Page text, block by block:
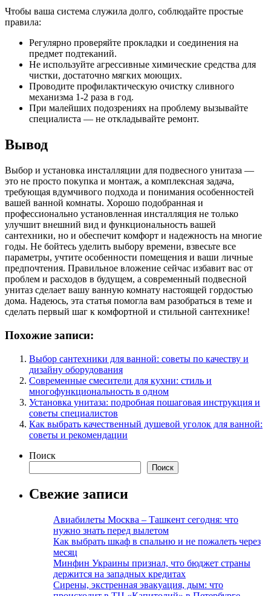
Чтобы ваша система служила долго, соблюдайте простые
правила:
Регулярно проверяйте прокладки и соединения на
предмет подтеканий.
Не используйте агрессивные химические средства для
чистки, достаточно мягких моющих.
Проводите профилактическую очистку сливного
механизма 1-2 раза в год.
При малейших подозрениях на проблему вызывайте
специалиста — не откладывайте ремонт.
Вывод
Выбор и установка инсталляции для подвесного унитаза —
это не просто покупка и монтаж, а комплексная задача,
требующая вдумчивого подхода и понимания особенностей
вашей ванной комнаты. Хорошо подобранная и
профессионально установленная инсталляция не только
улучшит внешний вид и функциональность вашей
сантехники, но и обеспечит комфорт и надежность на многие
годы. Не бойтесь уделить выбору времени, взвесьте все
параметры, учтите особенности помещения и ваши личные
предпочтения. Правильное вложение сейчас избавит вас от
проблем и расходов в будущем, а современный подвесной
унитаз сделает вашу ванную комнату настоящей гордостью
дома. Надеюсь, эта статья помогла вам разобраться в теме и
сделать первый шаг к комфортной и стильной сантехнике!
Похожие записи:
Выбор сантехники для ванной: советы по качеству и
дизайну оборудования
Современные смесители для кухни: стиль и
многофункциональность в одном
Установка унитаза: подробная пошаговая инструкция и
советы специалистов
Как выбрать качественный душевой уголок для ванной:
советы и рекомендации
Поиск
Поиск
Свежие записи
Авиабилеты Москва – Ташкент сегодня: что
нужно знать перед вылетом
Как выбрать шкаф в спальню и не пожалеть через
месяц
Минфин Украины признал, что бюджет страны
держится на западных кредитах
Сирены, экстренная эвакуация, дым: что